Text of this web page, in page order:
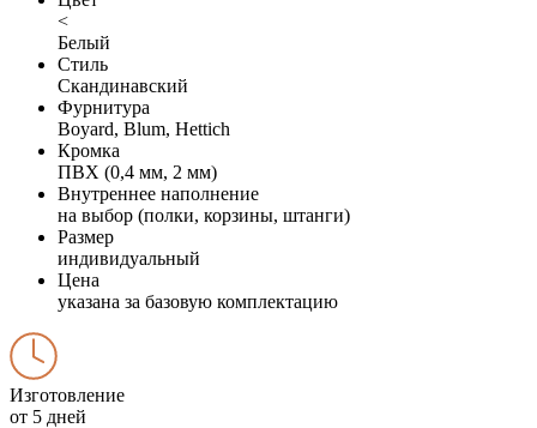
<
Белый
Стиль
Скандинавский
Фурнитура
Boyard, Blum, Hettich
Кромка
ПВХ (0,4 мм, 2 мм)
Внутреннее наполнение
на выбор (полки, корзины, штанги)
Размер
индивидуальный
Цена
указана за базовую комплектацию
Изготовление
от 5 дней